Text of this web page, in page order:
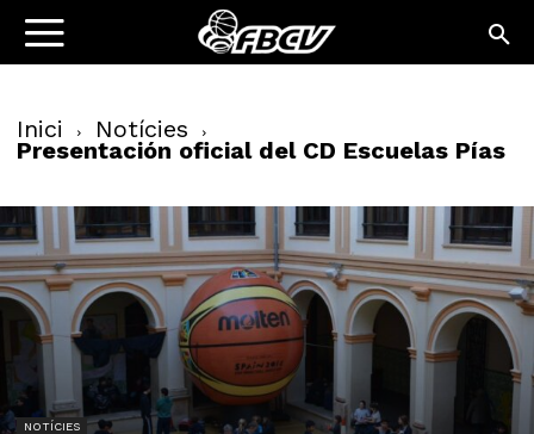
Inici Notícies
Presentación oficial del CD Escuelas Pías
NOTÍCIES